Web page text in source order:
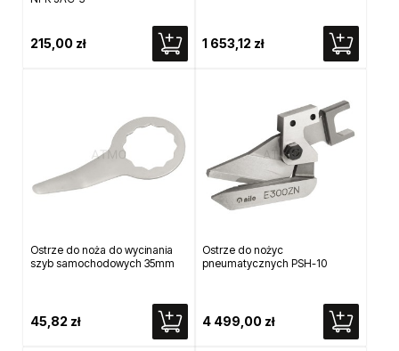
215,00 zł 1 653,12 zł
Ostrze do noża do wycinania
szyb samochodowych 35mm
45,82 zł
Ostrze do nożyc
pneumatycznych PSH-10
4 499,00 zł